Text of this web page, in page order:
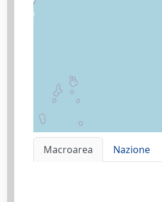
Macroarea Nazione